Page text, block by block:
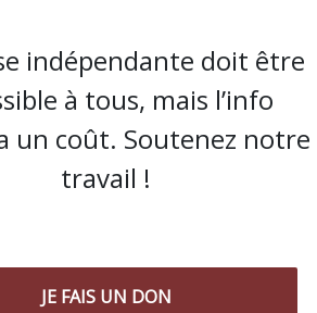
le dernier numéro papier du
Poing !
les numéros papier
AGORA
indépendante doit être
à tous, mais l’info
un coût. Soutenez notre
travail !
JE FAIS UN DON